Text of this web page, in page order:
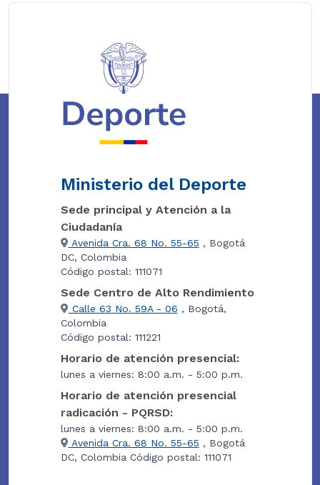
Ministerio del Deporte
Sede principal y Atención a la
Ciudadanía
Avenida Cra. 68 No. 55-65 , Bogotá
DC, Colombia
Código postal: 111071
Sede Centro de Alto Rendimiento
Calle 63 No. 59A - 06 , Bogotá,
Colombia
Código postal: 111221
Horario de atención presencial:
lunes a viernes: 8:00 a.m. - 5:00 p.m.
Horario de atención presencial
radicación - PQRSD:
lunes a viernes: 8:00 a.m. - 5:00 p.m.
Avenida Cra. 68 No. 55-65 , Bogotá
DC, Colombia Código postal: 111071